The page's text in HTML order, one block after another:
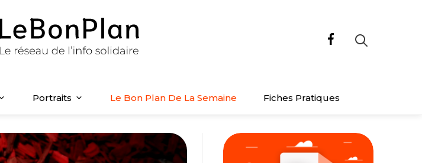
Portraits Le Bon Plan De La Semaine Fiches Pratiques